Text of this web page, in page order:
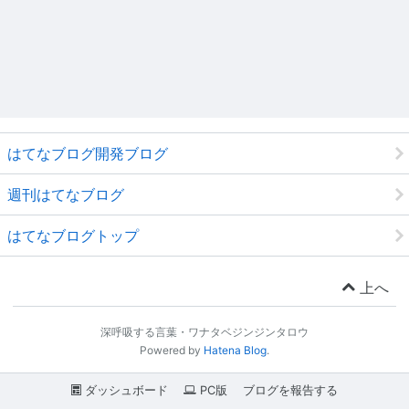
はてなブログ開発ブログ
週刊はてなブログ
はてなブログトップ
上へ
深呼吸する言葉・ワナタベジンジンタロウ
Powered by Hatena Blog.
ダッシュボード PC版 ブログを報告する